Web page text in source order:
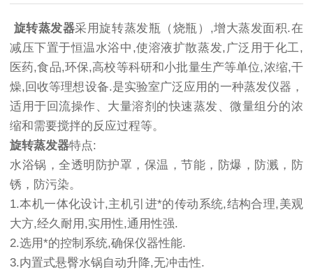
旋转蒸发器采用旋转蒸发瓶（烧瓶）,增大蒸发面积.在
减压下置于恒温水浴中,使溶液扩散蒸发,广泛用于化工,
医药,食品,环保,高校等科研和小批量生产等单位,浓缩,干
燥,回收等理想设备.是实验室广泛应用的一种蒸发仪器，
适用于回流操作、大量溶剂的快速蒸发、微量组分的浓
缩和需要搅拌的反应过程等。
旋转蒸发器特点:
水浴锅，全透明防护罩，保温，节能，防爆，防溅，防
锈，防污染。
1.本机一体化设计,主机引进*的传动系统,结构合理,美观
大方,经久耐用,实用性,通用性强.
2.选用*的控制系统,确保仪器性能.
3.内置式悬臀水锅自动升降,无冲击性.